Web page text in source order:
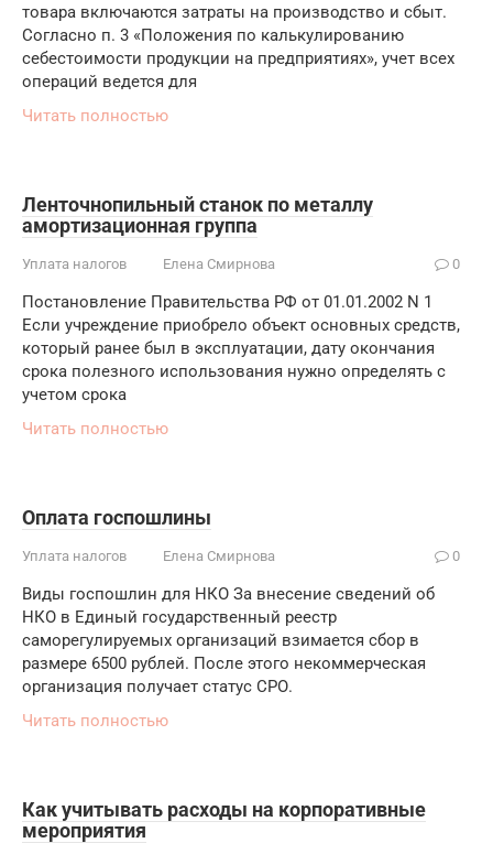
товара включаются затраты на производство и сбыт.
Согласно п. 3 «Положения по калькулированию
себестоимости продукции на предприятиях», учет всех
операций ведется для
Читать полностью
Ленточнопильный станок по металлу
амортизационная группа
Уплата налогов Елена Смирнова 0
Постановление Правительства РФ от 01.01.2002 N 1
Если учреждение приобрело объект основных средств,
который ранее был в эксплуатации, дату окончания
срока полезного использования нужно определять с
учетом срока
Читать полностью
Оплата госпошлины
Уплата налогов Елена Смирнова 0
Виды госпошлин для НКО За внесение сведений об
НКО в Единый государственный реестр
саморегулируемых организаций взимается сбор в
размере 6500 рублей. После этого некоммерческая
организация получает статус СРО.
Читать полностью
Как учитывать расходы на корпоративные
мероприятия